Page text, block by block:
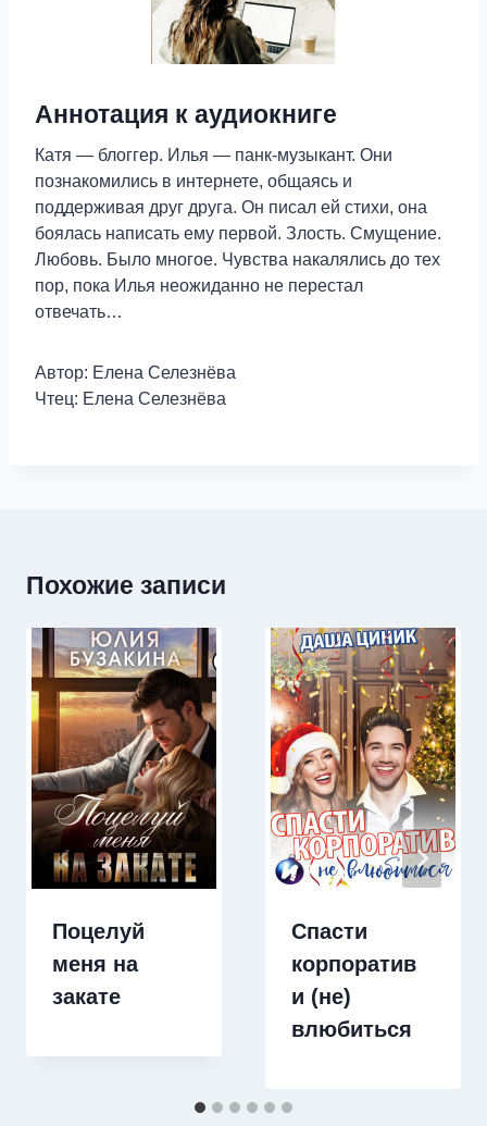
Аннотация к аудиокниге
Катя — блоггер. Илья — панк-музыкант. Они
познакомились в интернете, общаясь и
поддерживая друг друга. Он писал ей стихи, она
боялась написать ему первой. Злость. Смущение.
Любовь. Было многое. Чувства накалялись до тех
пор, пока Илья неожиданно не перестал
отвечать…
Автор: Елена Селезнёва
Чтец: Елена Селезнёва
Похожие записи
Поцелуй
меня на
закате
Спасти
корпоратив
и (не)
влюбиться